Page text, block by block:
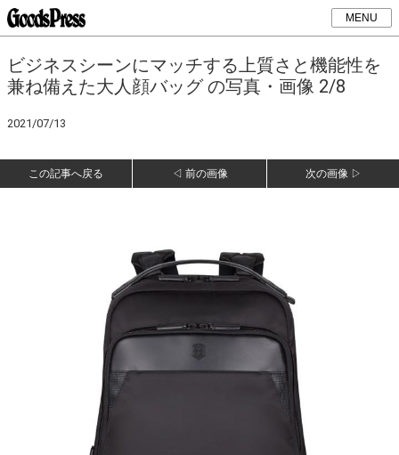
MENU
​​ビジネスシーンにマッチする上質さと機能性を
兼ね備えた大人顔バッグ の写真・画像 2/8
2021/07/13
この記事へ戻る ◁ 前の画像 次の画像 ▷